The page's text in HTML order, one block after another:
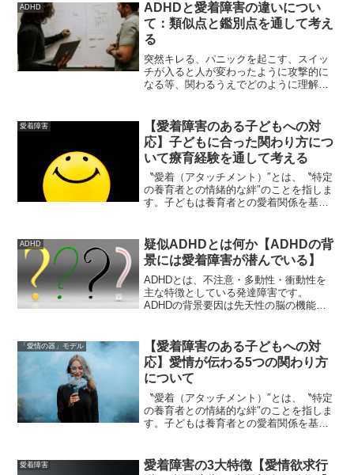
ADHD
ADHDと愛着障害の違いについ
て：類似点と鑑別点を通して考え
る
突然キレる、パニックを起こす、スイッ
チが入ると人が変わったように攻撃的に
なる等、関わるうえでどのように理解し
を抱えている人が多いと感じる一方で、
ADHDとも思える行動が...
愛着障害
【愛着障害のある子どもへの対
応】子どもに合った関わり方につ
いて療育経験を通して考える
〝愛着（アタッチメント）″とは、〝特定
の養育者との情緒的な絆″のことを指しま
す。子どもは養育者との愛着関係を基盤
うまくいかないことで、〝愛着障害″に繋
がる危険性がありま...
ADHD
疑似ADHDとは何か【ADHDの背
景には愛着障害が潜んでいる】
ADHDとは、不注意・多動性・衝動性を
主な特徴としている発達障害です。
ADHDの背景要因は先天性の脳の機能障
人のADHDが注目されるケースが増えて
きました。以前は、ADH...
「愛情の器」モデル
【愛着障害のある子どもへの対
応】愛情が伝わる5つの関わり方
について
〝愛着（アタッチメント）″とは、〝特定
の養育者との情緒的な絆″のことを指しま
す。子どもは養育者との愛着関係を基盤
うまくいかないことで、〝愛着障害″に繋
愛着障害
愛着障害の3大特徴【愛情欲求行